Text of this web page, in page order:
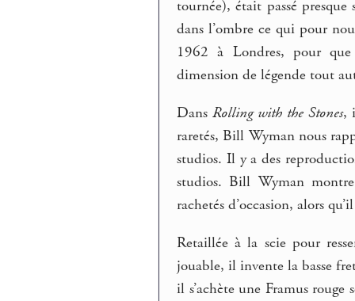
tournée), était passé presque
dans l’ombre ce qui pour
1962 à Londres, pour que
dimension de légende tout
Dans Rolling with the Stones,
raretés, Bill Wyman nous
studios. Il y a des
studios. Bill Wyman
rachetés d’occasion, alors
Retaillée à la scie pour
jouable, il invente la basse
il s’achète une Framus